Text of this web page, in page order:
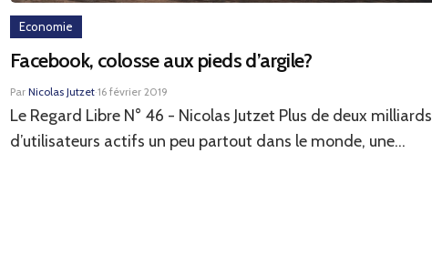
Economie
Facebook, colosse aux pieds d’argile?
Par Nicolas Jutzet·16 février 2019
Le Regard Libre N° 46 - Nicolas Jutzet Plus de deux milliards
d’utilisateurs actifs un peu partout dans le monde, une...